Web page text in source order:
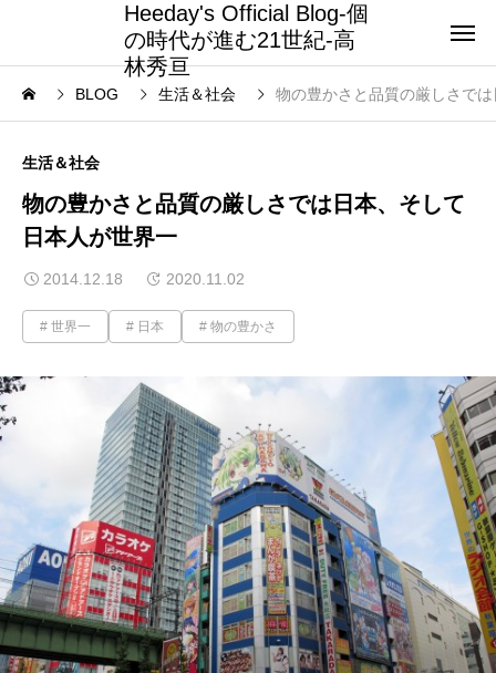
Heeday's Official Blog-個
の時代が進む21世紀-高
林秀亘
BLOG 生活＆社会 物の豊かさと品質の厳しさで
生活＆社会
物の豊かさと品質の厳しさでは日本、そして
日本人が世界一
2014.12.18 2020.11.02
世界一 日本 物の豊かさ